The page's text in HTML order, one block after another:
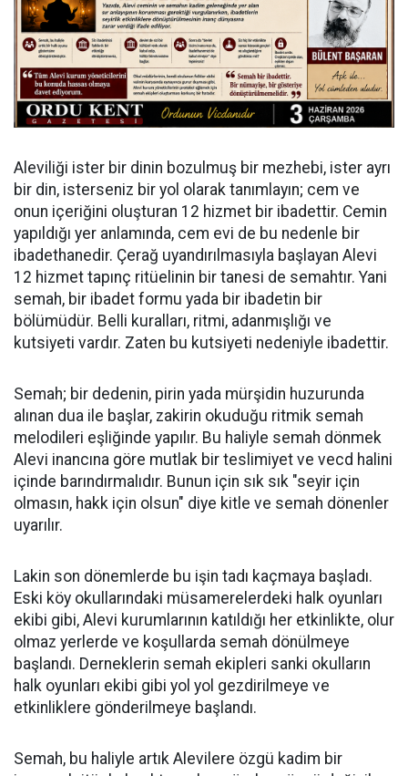
Aleviliği ister bir dinin bozulmuş bir mezhebi, ister ayrı
bir din, isterseniz bir yol olarak tanımlayın; cem ve
onun içeriğini oluşturan 12 hizmet bir ibadettir. Cemin
yapıldığı yer anlamında, cem evi de bu nedenle bir
ibadethanedir. Çerağ uyandırılmasıyla başlayan Alevi
12 hizmet tapınç ritüelinin bir tanesi de semahtır. Yani
semah, bir ibadet formu yada bir ibadetin bir
bölümüdür. Belli kuralları, ritmi, adanmışlığı ve
kutsiyeti vardır. Zaten bu kutsiyeti nedeniyle ibadettir.
Semah; bir dedenin, pirin yada mürşidin huzurunda
alınan dua ile başlar, zakirin okuduğu ritmik semah
melodileri eşliğinde yapılır. Bu haliyle semah dönmek
Alevi inancına göre mutlak bir teslimiyet ve vecd halini
içinde barındırmalıdır. Bunun için sık sık "seyir için
olmasın, hakk için olsun" diye kitle ve semah dönenler
uyarılır.
Lakin son dönemlerde bu işin tadı kaçmaya başladı.
Eski köy okullarındaki müsamerelerdeki halk oyunları
ekibi gibi, Alevi kurumlarının katıldığı her etkinlikte, olur
olmaz yerlerde ve koşullarda semah dönülmeye
başlandı. Derneklerin semah ekipleri sanki okulların
halk oyunları ekibi gibi yol yol gezdirilmeye ve
etkinliklere gönderilmeye başlandı.
Semah, bu haliyle artık Alevilere özgü kadim bir